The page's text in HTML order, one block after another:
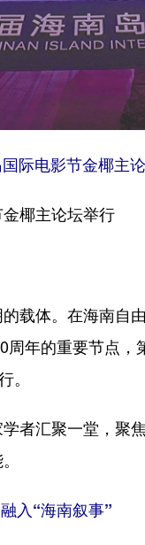
际电影节金椰主
椰主论坛举行
体。在海南自
周年的重要节点
。
汇聚一堂，聚
入“海南叙事”